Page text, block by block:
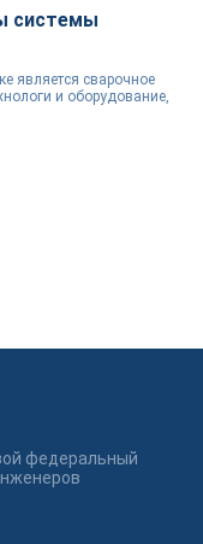
системы
является сварочное
и оборудование,
федеральный